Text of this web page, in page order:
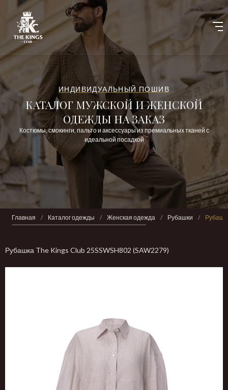
ИНДИВИДУАЛЬНЫЙ ПОШИВ
КАТАЛОГ МУЖСКОЙ И ЖЕНСКОЙ
ОДЕЖДЫ НА ЗАКАЗ
Костюмы, смокинги, пальто и аксессуары из премиальных тканей с
идеальной посадкой
Главная / Каталог одежды / Женская одежда / Рубашки /
Рубашка The Kings Club 25SSWSH802 (SAW2279)